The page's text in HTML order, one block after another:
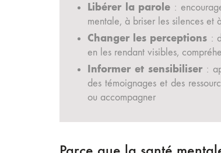
Libérer la parole :
mentale, à briser les silences et
Changer les perceptions :
en les rendant visibles,
Informer et sensibiliser:
des témoignages et des
ou accompagner